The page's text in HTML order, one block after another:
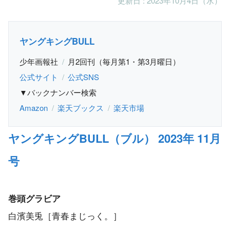
ヤングキングBULL
少年画報社
月2回刊（毎月第1・第3月曜日）
公式サイト
公式SNS
▼バックナンバー検索
Amazon
楽天ブックス 楽天市場
ヤングキングBULL（ブル） 2023年 11月
号
巻頭グラビア
白濱美兎［青春まじっく。］